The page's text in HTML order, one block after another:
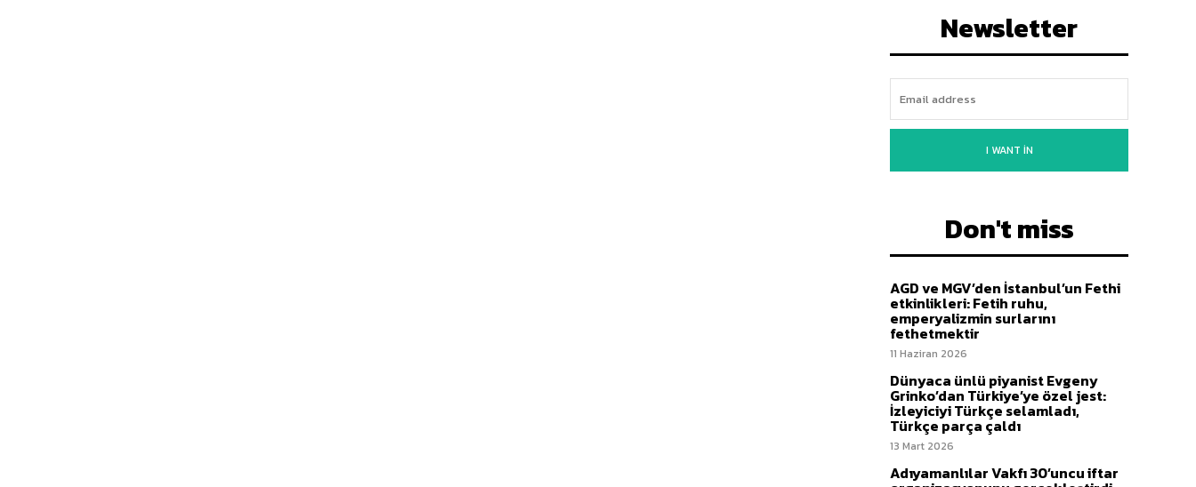
Newsletter
I WANT IN
Don't miss
AGD ve MGV’den İstanbul’un Fethi
etkinlikleri: Fetih ruhu,
emperyalizmin surlarını
fethetmektir
11 Haziran 2026
Dünyaca ünlü piyanist Evgeny
Grinko’dan Türkiye’ye özel jest:
İzleyiciyi Türkçe selamladı,
Türkçe parça çaldı
13 Mart 2026
Adıyamanlılar Vakfı 30’uncu iftar